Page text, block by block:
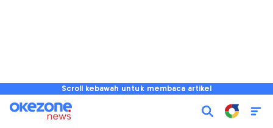
Scroll kebawah untuk membaca artikel